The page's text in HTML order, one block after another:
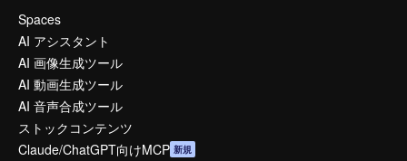
Spaces
AI アシスタント
AI 画像生成ツール
AI 動画生成ツール
AI 音声合成ツール
ストックコンテンツ
Claude/ChatGPT向けMCP 新規